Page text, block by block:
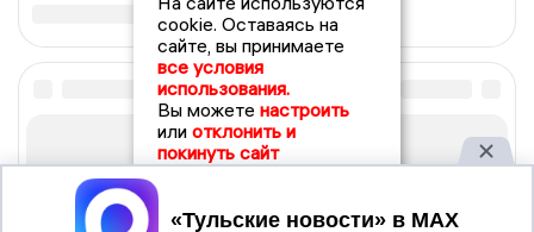
cookie. Оставаясь на
сайте, вы принимаете
все условия
использования.
Вы можете настроить
или отклонить и
покинуть сайт
Принять